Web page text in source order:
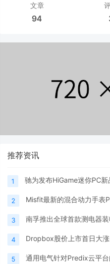
文章
94
推荐资讯
1 驰为发布HiGame迷你PC
2 Misfit最新的混合动力手表
3 南孚推出全球首款测电器
4 Dropbox股价上市首日大
5 通用电气针对Predix云平